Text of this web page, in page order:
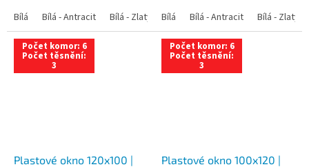
Bílá Bílá - Antracit Bílá - Zlatý dub Bílá - Tmavý dub Bílá -
Bílá Bílá - Antracit Bílá - Zlatý
Počet komor: 6
Počet těsnění:
3
Plastové okno 120x100 |
Počet komor: 6
Počet těsnění:
3
Plastové okno 100x120 |